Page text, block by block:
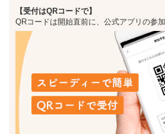
【受付はQRコードで】
QRコードは開始直前に、公式アプリの参